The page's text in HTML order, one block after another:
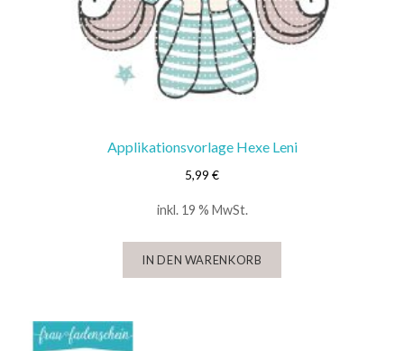
Applikationsvorlage Hexe Leni
5,99 €
inkl. 19 % MwSt.
IN DEN WARENKORB